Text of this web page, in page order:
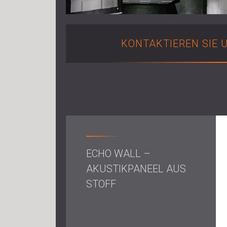
KONTAKTIEREN SIE
ECHO WALL –
AKUSTIKPANEEL AUS
STOFF